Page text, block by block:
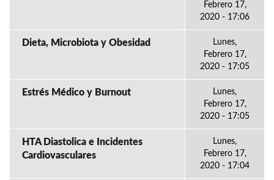
Febrero 17,
2020 - 17:06
Dieta, Microbiota y Obesidad
Lunes,
Febrero 17,
2020 - 17:05
Estrés Médico y Burnout
Lunes,
Febrero 17,
2020 - 17:05
HTA Diastolica e Incidentes
Cardiovasculares
Lunes,
Febrero 17,
2020 - 17:04